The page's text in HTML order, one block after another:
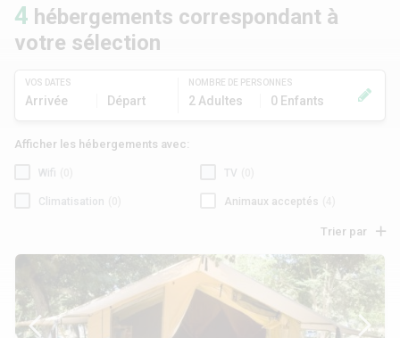
VOS DATES
Arrivée Départ
NOMBRE DE PERSONNES
2 Adultes 0 Enfants
4 hébergements correspondant à
votre sélection
Afficher les hébergements avec:
Wifi TV
Climatisation Animaux acceptés
Trier par